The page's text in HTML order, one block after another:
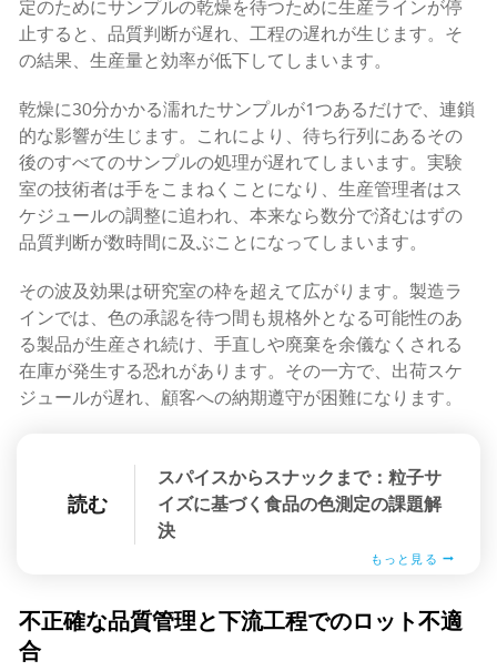
定のためにサンプルの乾燥を待つために生産ラインが停
止すると、品質判断が遅れ、工程の遅れが生じます。そ
の結果、生産量と効率が低下してしまいます。
乾燥に30分かかる濡れたサンプルが1つあるだけで、連鎖
的な影響が生じます。これにより、待ち行列にあるその
後のすべてのサンプルの処理が遅れてしまいます。実験
室の技術者は手をこまねくことになり、生産管理者はス
ケジュールの調整に追われ、本来なら数分で済むはずの
品質判断が数時間に及ぶことになってしまいます。
その波及効果は研究室の枠を超えて広がります。製造ラ
インでは、色の承認を待つ間も規格外となる可能性のあ
る製品が生産され続け、手直しや廃棄を余儀なくされる
在庫が発生する恐れがあります。その一方で、出荷スケ
ジュールが遅れ、顧客への納期遵守が困難になります。
読む
スパイスからスナックまで：粒子サ
イズに基づく食品の色測定の課題解
決
もっと見る
不正確な品質管理と下流工程でのロット不適
合